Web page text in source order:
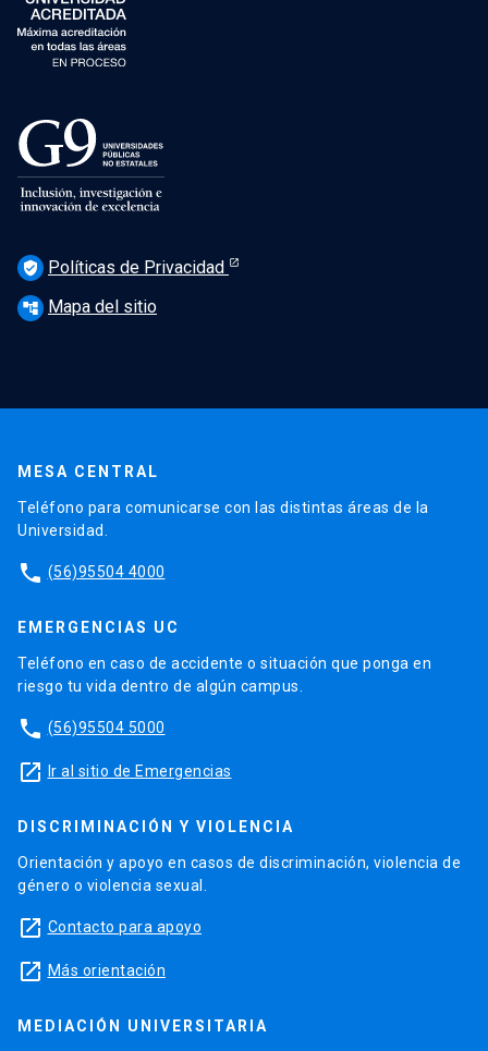
verified_user Políticas de Privacidad
account_tree Mapa del sitio
MESA CENTRAL
Teléfono para comunicarse con las distintas áreas de la
Universidad.
phone (56)95504 4000
EMERGENCIAS UC
Teléfono en caso de accidente o situación que ponga en
riesgo tu vida dentro de algún campus.
phone (56)95504 5000
launch Ir al sitio de Emergencias
DISCRIMINACIÓN Y VIOLENCIA
Orientación y apoyo en casos de discriminación, violencia de
género o violencia sexual.
launch Contacto para apoyo
launch Más orientación
MEDIACIÓN UNIVERSITARIA